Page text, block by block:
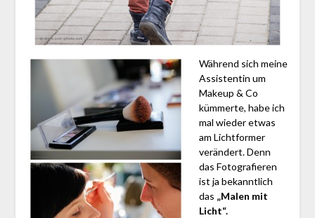
Während sich meine
Assistentin um
Makeup & Co
kümmerte, habe ich
mal wieder etwas
am Lichtformer
verändert. Denn
das Fotografieren
ist ja bekanntlich
das „Malen mit
Licht“.